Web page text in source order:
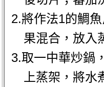
2.將作法1的鯛
果混合，放入
3.取一中華炒鍋
上蒸架，將水